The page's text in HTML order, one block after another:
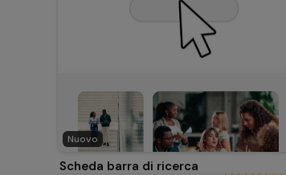
Nuovo
Scheda barra di ricerca